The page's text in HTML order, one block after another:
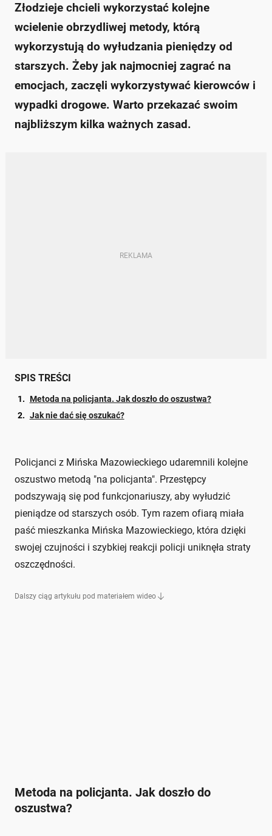
Złodzieje chcieli wykorzystać kolejne
wcielenie obrzydliwej metody, którą
wykorzystują do wyłudzania pieniędzy od
starszych. Żeby jak najmocniej zagrać na
emocjach, zaczęli wykorzystywać kierowców i
wypadki drogowe. Warto przekazać swoim
najbliższym kilka ważnych zasad.
SPIS TREŚCI
Metoda na policjanta. Jak doszło do oszustwa?
Jak nie dać się oszukać?
Policjanci z Mińska Mazowieckiego udaremnili kolejne
oszustwo metodą "na policjanta". Przestępcy
podszywają się pod funkcjonariuszy, aby wyłudzić
pieniądze od starszych osób. Tym razem ofiarą miała
paść mieszkanka Mińska Mazowieckiego, która dzięki
swojej czujności i szybkiej reakcji policji uniknęła straty
oszczędności.
Dalszy ciąg artykułu pod materiałem wideo
Metoda na policjanta. Jak doszło do
oszustwa?